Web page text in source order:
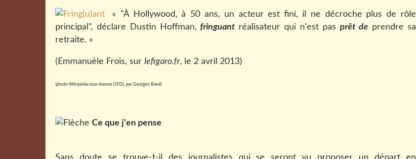
« "À Hollywood, à 50 ans, un acteur est fini, il ne décroche plus de rôle
principal", déclare Dustin Hoffman,fringuant réalisateur qui n'est pas prêt de prendre sa
retraite. »
(Emmanuèle Frois, sur lefigaro.fr, le 2 avril 2013)
(photo Wikipédia sous licence GFDL par Georges Biard)
Ce que j'en pense